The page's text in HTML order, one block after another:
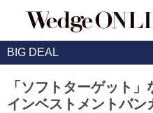
BIG DEAL
「ソフトターゲット
インベストメントバン